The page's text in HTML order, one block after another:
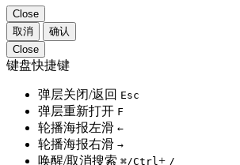
Close
取消
确认
Close
键盘快捷键
弹层关闭/返回 Esc
弹层重新打开 F
轮播海报左滑 ←
轮播海报右滑 →
唤醒/取消搜索 ⌘/Ctrl+ /